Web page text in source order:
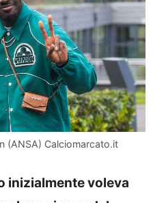
(ANSA) Calciomarcato.it
inizialmente voleva